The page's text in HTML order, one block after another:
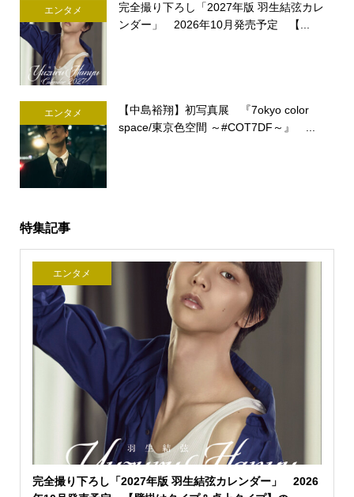
エンタメ
完全撮り下ろし「2027年版 羽生結弦カレ
ンダー」 2026年10月発売予定 【...
エンタメ
【中島裕翔】初写真展 『7okyo color
space/東京色空間 ～#COT7DF～』 ...
特集記事
エンタメ
完全撮り下ろし「2027年版 羽生結弦カレンダー」 2026